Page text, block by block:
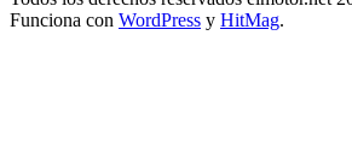
Funciona con WordPress y HitMag.